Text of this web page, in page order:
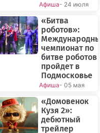
Афиша- 24 июля
«Битва
роботов»:
чемпионат по
битве роботов
пройдет в
Подмосковье
Афиша- 05 мая
«Домовенок
Кузя 2»:
дебютный
трейлер